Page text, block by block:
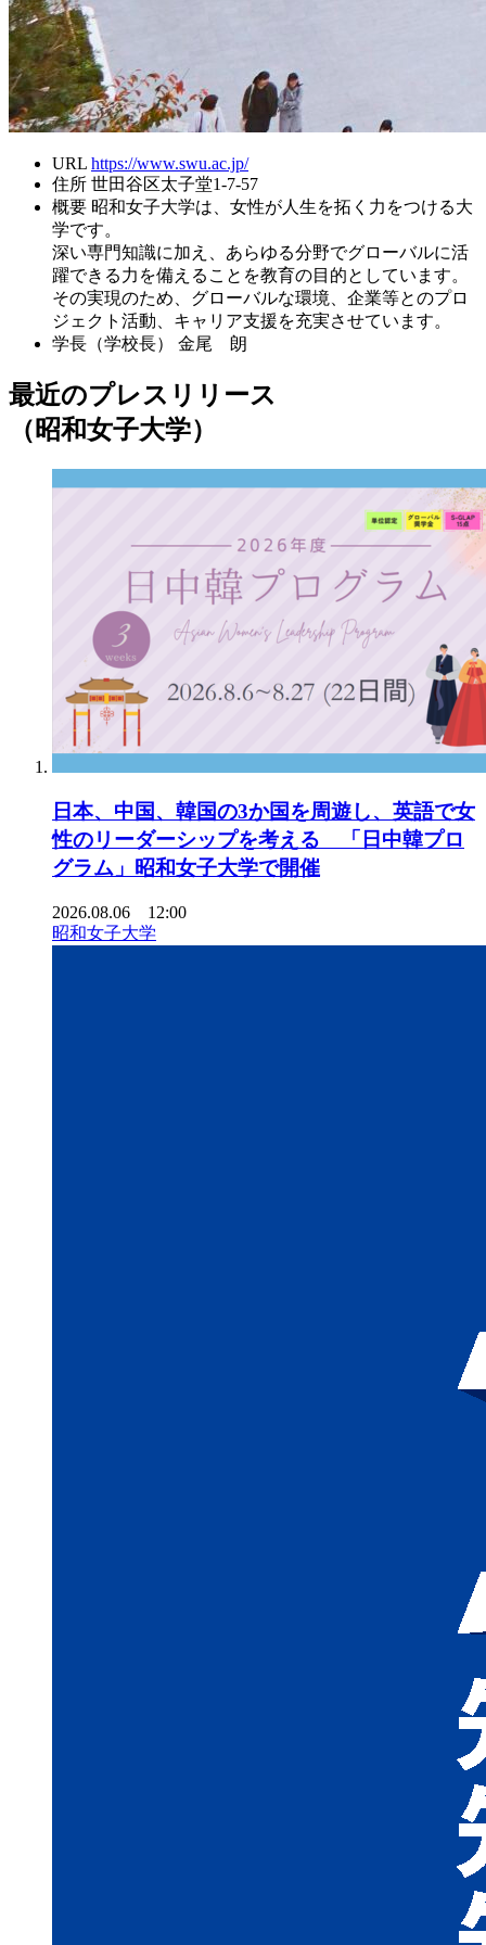
URL https://www.swu.ac.jp/
住所 世田谷区太子堂1-7-57
概要 昭和女子大学は、女性が人生を拓く力をつける大
学です。
深い専門知識に加え、あらゆる分野でグローバルに活
躍できる力を備えることを教育の目的としています。
その実現のため、グローバルな環境、企業等とのプロ
ジェクト活動、キャリア支援を充実させています。
学長（学校長）
金尾 朗
最近のプレスリリース
（昭和女子大学）
日本、中国、韓国の3か国を周遊し、英語で女
性のリーダーシップを考える 「日中韓プロ
グラム」昭和女子大学で開催
2026.08.06 12:00
昭和女子大学